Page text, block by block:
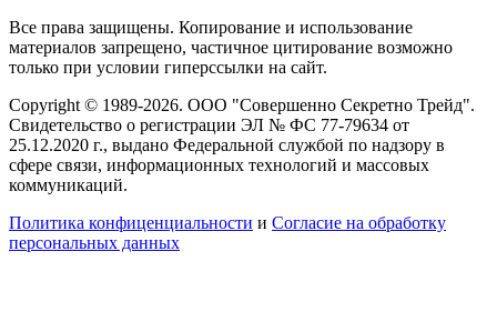
Все права защищены. Копирование и использование
материалов запрещено, частичное цитирование возможно
только при условии гиперссылки на сайт.
Copyright © 1989-2026. ООО "Совершенно Секретно Трейд".
Свидетельство о регистрации ЭЛ № ФС 77-79634 от
25.12.2020 г., выдано Федеральной службой по надзору в
сфере связи, информационных технологий и массовых
коммуникаций.
Политика конфиценциальности и Согласие на обработку
персональных данных